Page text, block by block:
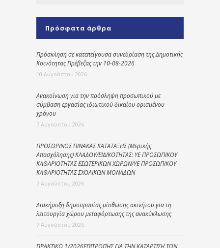
Πρόσφατα άρθρα
Πρόσκληση σε κατεπείγουσα συνεδρίαση της Δημοτικής
Κοινότητας Πρέβεζας την 10-08-2026
10 Αυγούστου 2026
Ανακοίνωση για την πρόσληψη προσωπικού με
σύμβαση εργασίας ιδιωτικού δικαίου ορισμένου
χρόνου
7 Αυγούστου 2026
ΠΡΟΣΩΡΙΝΟΣ ΠΙΝΑΚΑΣ ΚΑΤΑΤΑΞΗΣ (Μερικής
Απασχόλησης) ΚΛΑΔΟΥ/ΕΙΔΙΚΟΤΗΤΑΣ: ΥΕ ΠΡΟΣΩΠΙΚΟΥ
ΚΑΘΑΡΙΟΤΗΤΑΣ ΕΣΩΤΕΡΙΚΩΝ ΧΩΡΩΝ/ΥΕ ΠΡΟΣΩΠΙΚΟΥ
ΚΑΘΑΡΙΟΤΗΤΑΣ ΣΧΟΛΙΚΩΝ ΜΟΝΑΔΩΝ
7 Αυγούστου 2026
Διακήρυξη δημοπρασίας μίσθωσης ακινήτου για τη
λειτουργία χώρου μεταφόρτωσης της ανακύκλωσης
7 Αυγούστου 2026
ΠΡΑΚΤΙΚΟ 1/2026ΕΠΙΤΡΟΠΗΣ ΓΙΑ ΤΗΝ ΚΑΤΑΡΤΙΣΗ ΤΩΝ